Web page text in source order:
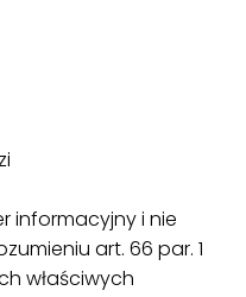
informacyjny i nie
art. 66 par. 1
właściwych